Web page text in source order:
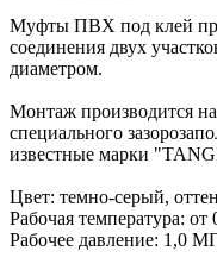
Муфты ПВХ под клей
соединения двух
диаметром.
Монтаж производится
специального
известные марки
Цвет: темно-серый,
Рабочая температура:
Рабочее давление: 1,0